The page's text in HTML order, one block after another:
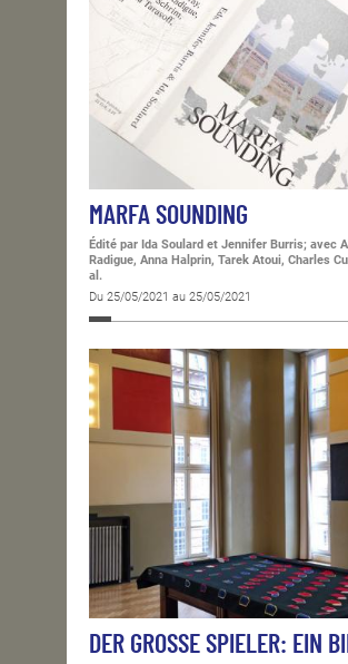
MARFA SOUNDING
Édité par Ida Soulard et Jennifer Burris; avec
Radigue, Anna Halprin, Tarek Atoui, Charles
al.
Du 25/05/2021 au 25/05/2021
DER GROSSE SPIELER: EIN